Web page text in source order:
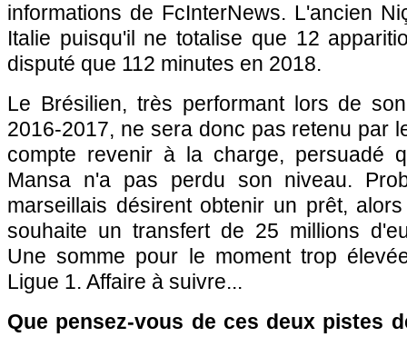
informations de FcInterNews. L'ancien
Italie puisqu'il ne totalise que 12
disputé que 112 minutes en 2018.
Le Brésilien, très performant lors de
2016-2017, ne sera donc pas retenu par
compte revenir à la charge, persuadé
Mansa n'a pas perdu son niveau.
marseillais désirent obtenir un prêt,
souhaite un transfert de 25 millions
Une somme pour le moment trop
Ligue 1. Affaire à suivre...
Que pensez-vous de ces deux pistes